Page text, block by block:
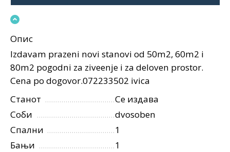
Опис
Izdavam prazeni novi stanovi od 50m2, 60m2 i
80m2 pogodni za ziveenje i za deloven prostor.
Cena po dogovor.072233502 ivica
Станот
Се издава
Соби
dvosoben
Спални
1
Бањи
1